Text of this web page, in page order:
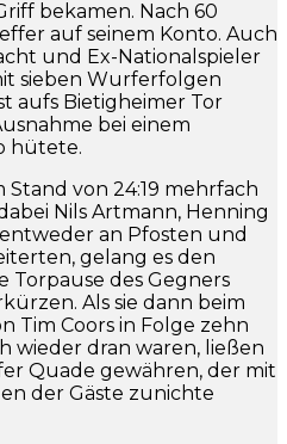
bekamen. Nach 60
auf seinem Konto. Auch
und Ex-Nationalspieler
sieben Wurferfolgen
aufs Bietigheimer Tor
bei einem
hütete.
Stand von 24:19 mehrfach
Nils Artmann, Henning
an Pfosten und
gelang es den
Torpause des Gegners
Als sie dann beim
Tim Coors in Folge zehn
wieder dran waren, ließen
Quade gewähren, der mit
der Gäste zunichte